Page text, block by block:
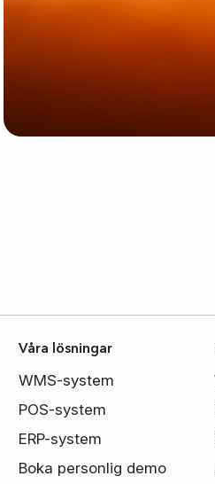
Våra lösningar
WMS-system
POS-system
ERP-system
Boka personlig demo